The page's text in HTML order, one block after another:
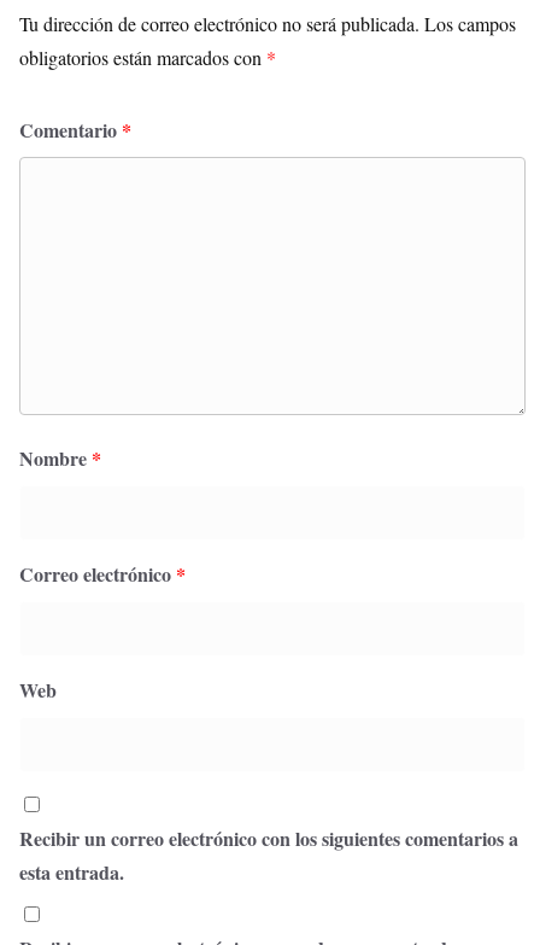
Tu dirección de correo electrónico no será publicada. Los campos
obligatorios están marcados con *
Comentario *
Nombre *
Correo electrónico *
Web
Recibir un correo electrónico con los siguientes comentarios a
esta entrada.